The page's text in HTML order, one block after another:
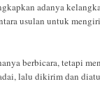
adanya
usulan untuk
berbicara, tetapi
lalu dikirim dan